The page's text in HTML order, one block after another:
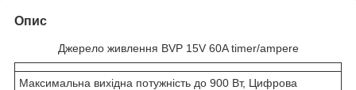
Опис
Джерело живлення BVP 15V 60A timer/ampere
Максимальна вихідна потужність до 900 Вт, Цифрова